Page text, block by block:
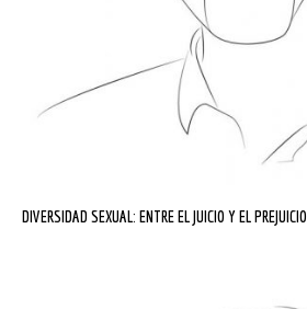
DIVERSIDAD SEXUAL: ENTRE EL JUICIO Y EL PREJUICIO